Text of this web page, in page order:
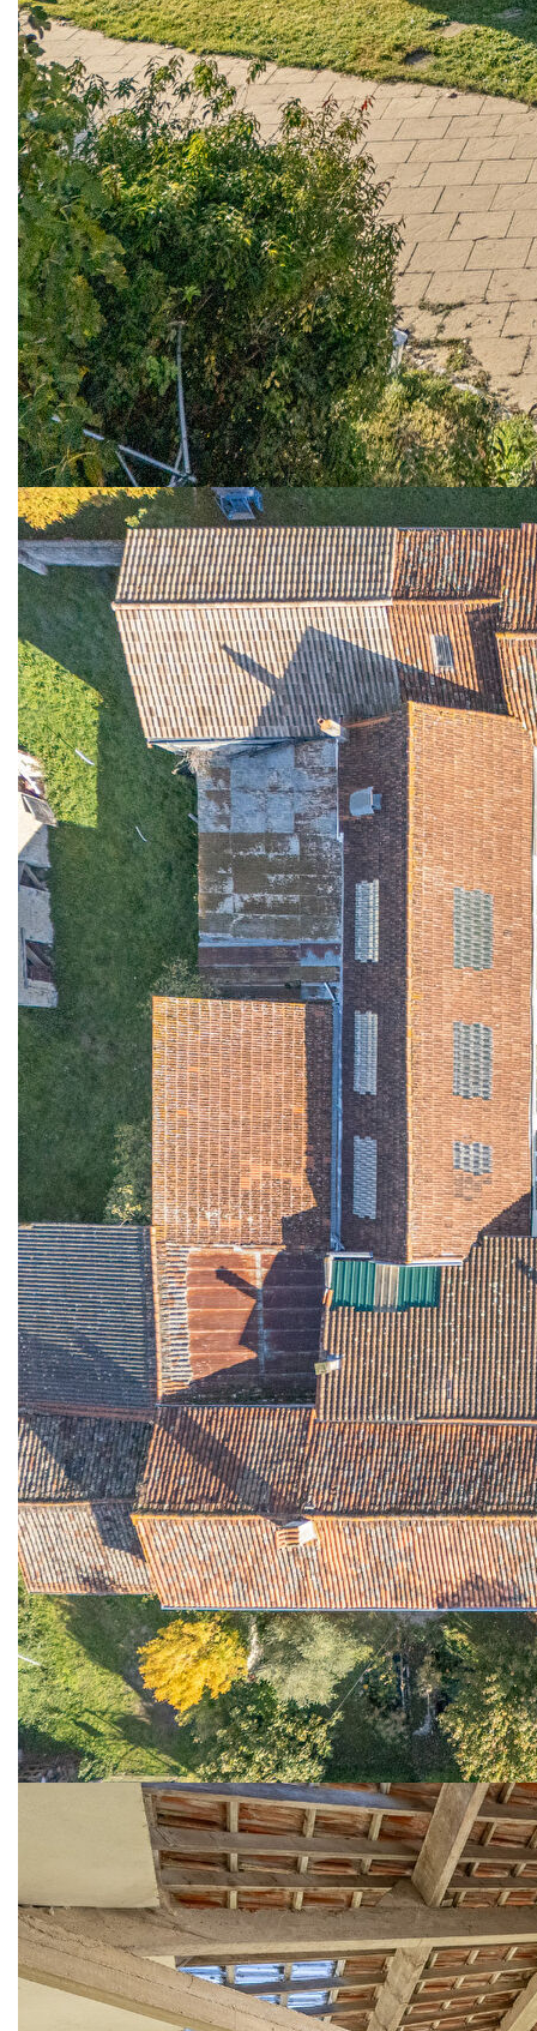
réception et de confort généreux :
La cuisine principale en forme de L constitue le coeur de la
maison et donne accès à différents espaces, dont la
superbe piscine intérieure chauffée. Elle communique
directement avec l'entrée arrière et un charmant premier
salon équipé d'un poêle à bois confortable installé dans
une belle cheminée en pierre.
Une salle à manger centrale, avec un joli sol carrelé, abrite
l'escalier en bois menant au premier étage. À côté se
trouve une grande salle de loisirs vraiment exceptionnelle
(actuellement un bar/salle de réception) qui se distingue par
une immense cheminée à foyer ouvert, une double porte
d'entrée, un accès latéral et une mezzanine au-dessus.
Un deuxième salon près de l'entrée principale offre un
espace paisible et dédié à la détente.
La chambre 1 est dotée d'un joli sol carrelé et d'une
cheminée à bois. À cet étage se trouvent également une
salle de douche avec double lavabo et nombreux
rangements, ainsi que des toilettes séparées. Une
deuxième cuisine de style galère est située à l'arrière.
Une mezzanine ouverte et spacieuse surplombe la salle de
loisirs située en dessous, actuellement utilisée comme
atelier lumineux. Une mezzanine séparée, avec rangements
intégrés, surplombe le premier salon.
La chambre 3 est équipée d'armoires murales à miroirs et
mène à une salle de bains attenante spacieuse avec douche
et double lavabo.
Les chambres 2, 4 et 5 ont chacune leur caractère
(notamment le beau parquet de la chambre 2) et offrent des
vues, les chambres 4 et 5 donnant sur la terrasse arrière.
La chambre 6 est accessible par un vestibule et dispose de
sa propre salle de douche et de ses propres toilettes.
Une salle de bains principale avec douche à l'italienne,
lavabo et WC, ainsi qu'une salle de sport dédiée à l'arrière
et un placard de rangement supplémentaire.
La salle de la piscine chauffée, accessible directement
depuis la cuisine principale, est une pièce spectaculaire
dotée de portes coulissantes qui s'ouvrent sur la terrasse
arrière ensoleillée, créant ainsi une transition harmonieuse
entre l'intérieur et l'extérieur. Une petite mezzanine
surplombe la piscine, avec la salle des pompes située en
dessous.
Studio Gîte : Situé dans un coin privé du jardin, ce gîte
indépendant comprend un salon/cuisine, une salle de
douche et un coin salon privé à l'avant, idéal pour générer
des revenus locatifs ou accueillir des invités.
La propriété comprend un garage et un atelier au bout de
l'allée pavée, ainsi qu'une pièce supplémentaire servant
d'espace de rangement/atelier.
Les jardins matures et clos comprennent une serre, un
charmant jardin à l'avant avec un étang ornemental et un
pont en bois, ainsi qu'un parking sécurisé près des portes
d'entrée électriques.
Cette propriété unique offre un confort et un potentiel
exceptionnels. Elle sera vendue vide, ce qui représente une
opportunité unique et simple d'acquérir une maison